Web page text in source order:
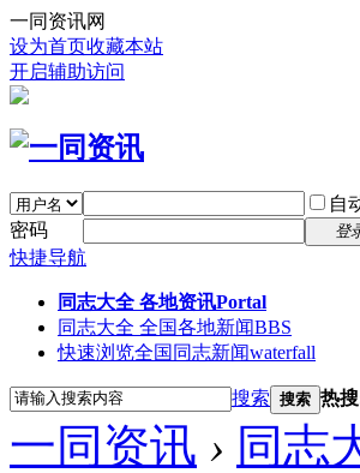
一同资讯网
设为首页收藏本站
开启辅助访问
自
密码
登
快捷导航
同志大全 各地资讯Portal
同志大全 全国各地新闻BBS
快速浏览全国同志新闻waterfall
搜索 搜索 热
一同资讯 › 同志